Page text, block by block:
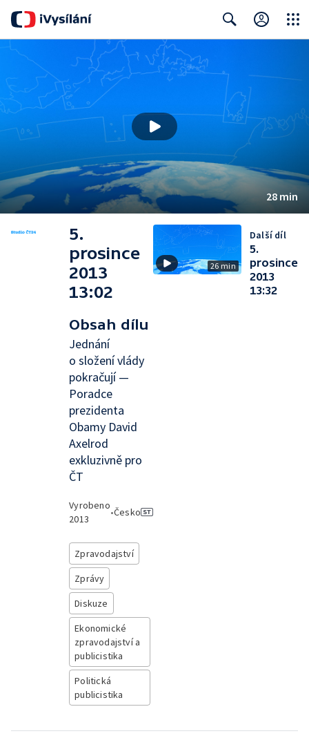
28 min
5.
prosince
2013
13:02
Obsah dílu
Jednání
o složení vlády
pokračují —
Poradce
prezidenta
Obamy David
Axelrod
exkluzivně pro
ČT
Vyrobeno
2013
•Česko
Zpravodajství
Zprávy
Diskuze
Ekonomické
zpravodajství a
publicistika
Politická
publicistika
26 min
Další díl
5.
prosince
2013
13:32